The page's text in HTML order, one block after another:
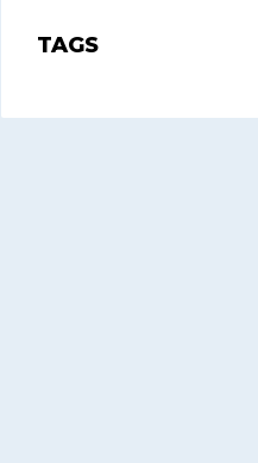
TAGS